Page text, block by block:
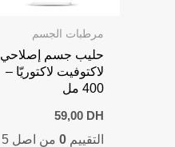
مرطبات الجسم
حليب جسم إصلاحي
لاكتوفيت لاكتوريّا –
400 مل
59,00 DH
التقييم 0من اصل 5